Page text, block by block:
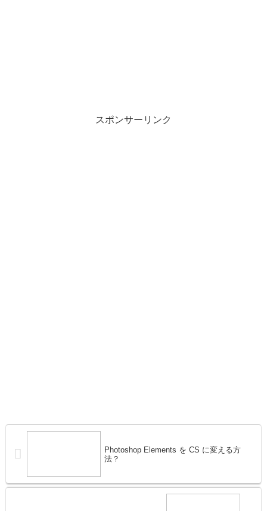
スポンサーリンク
Photoshop Elements を CS に変える方
法？